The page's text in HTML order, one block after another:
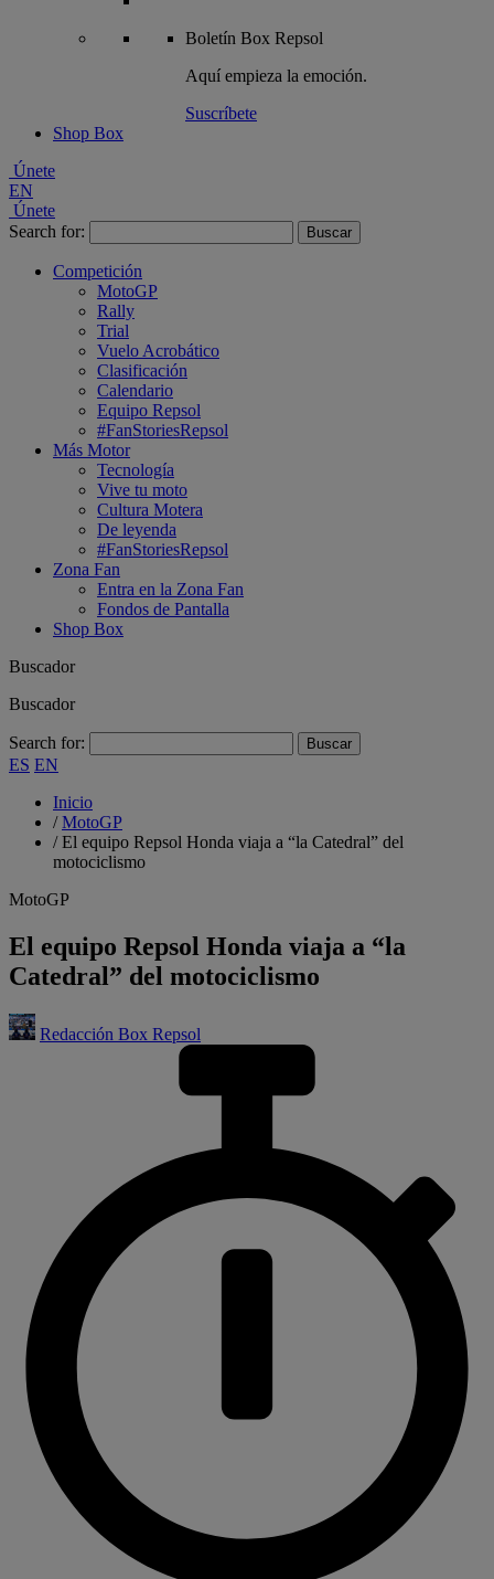
Boletín Box Repsol
Aquí empieza la emoción.
Suscríbete
Shop Box
Únete
EN
Únete
Search for:
Competición
MotoGP
Rally
Trial
Vuelo Acrobático
Clasificación
Calendario
Equipo Repsol
#FanStoriesRepsol
Más Motor
Tecnología
Vive tu moto
Cultura Motera
De leyenda
#FanStoriesRepsol
Zona Fan
Entra en la Zona Fan
Fondos de Pantalla
Shop Box
Buscador
Buscador
Search for:
ES EN
Inicio
/MotoGP
/El equipo Repsol Honda viaja a “la Catedral” del
motociclismo
MotoGP
El equipo Repsol Honda viaja a “la
Catedral” del motociclismo
Redacción Box Repsol